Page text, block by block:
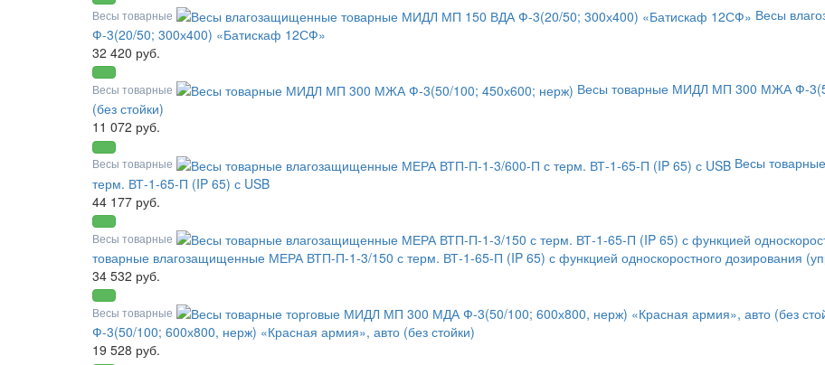
Весы товарные
Весы
Ф-3(20/50; 300х400) «Батискаф 12СФ»
32 420 руб.
Весы товарные
Весы товарные МИДЛ МП 300 МЖА Ф-
(без стойки)
11 072 руб.
Весы товарные
Весы
терм. ВТ-1-65-П (IP 65) с USB
44 177 руб.
Весы товарные
товарные влагозащищенные МЕРА ВТП-П-1-3/150 с терм. ВТ-1-65-П (IP 65) с функцией односкоростного дозирования
34 532 руб.
Весы товарные
Ф-3(50/100; 600х800, нерж) «Красная армия», авто (без стойки)
19 528 руб.